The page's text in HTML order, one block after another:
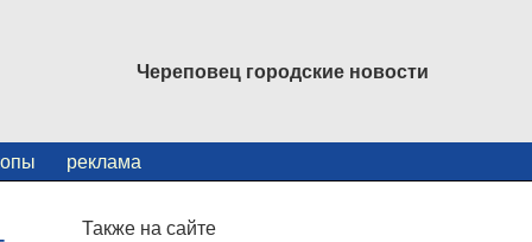
Череповец городские новости
реклама
Также на сайте